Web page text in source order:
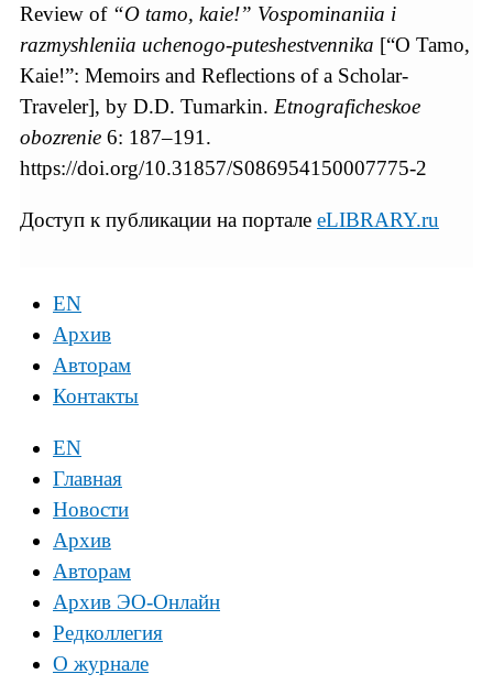
Review of “O tamo, kaie!” Vospominaniia i
razmyshleniia uchenogo-puteshestvennika [“O Tamo,
Kaie!”: Memoirs and Reflections of a Scholar-
Traveler], by D.D. Tumarkin. Etnograficheskoe
obozrenie 6: 187–191.
https://doi.org/10.31857/S086954150007775-2
Доступ к публикации на портале eLIBRARY.ru
EN
Архив
Авторам
Контакты
EN
Главная
Новости
Архив
Авторам
Архив ЭО-Онлайн
Редколлегия
О журнале